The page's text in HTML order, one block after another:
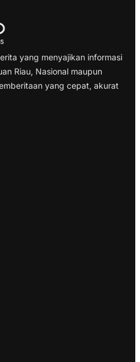
yang menyajikan informasi
Riau, Nasional maupun
yang cepat, akurat